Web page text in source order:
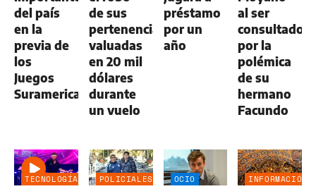
del país
en la
previa de
los
Juegos
Suramericanos
de sus
pertenencias
valuadas
en 20 mil
dólares
durante
un vuelo
préstamo
por un
año
al ser
consultado
por la
polémica
de su
hermano
Facundo
TECNOLOGÍA POLICIALES OCIO
INFORMACIÓN